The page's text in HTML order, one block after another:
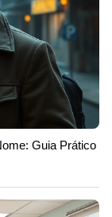
Guia Prático